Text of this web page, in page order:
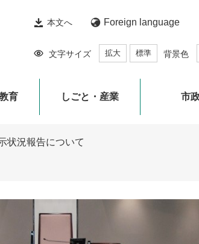
本文へ Foreign language
文字サイズ 拡大 標準 背景色
育 しごと・産業 市
状況報告について